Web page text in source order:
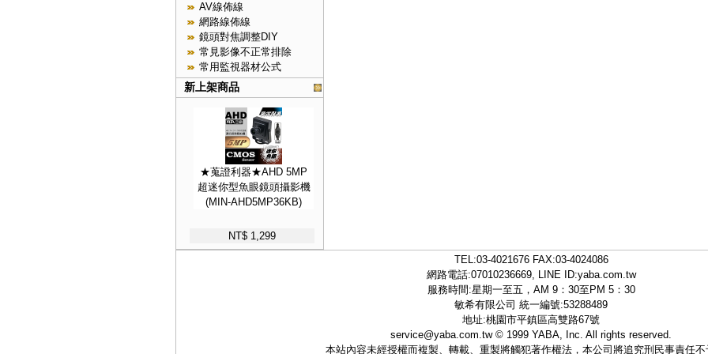
AV線佈線
網路線佈線
鏡頭對焦調整DIY
常見影像不正常排除
常用監視器材公式
新上架商品
★蒐證利器★AHD 5MP
超迷你型魚眼鏡頭攝影機
(MIN-AHD5MP36KB)
NT$ 1,299
TEL:03-4021676FAX:03-4024086
網路電話:07010236669, LINE ID:yaba.com.tw
服務時間:星期一至五，AM 9：30至PM 5：30
敏希有限公司 統一編號:53288489
地址:桃園市平鎮區高雙路67號
service@yaba.com.tw© 1999 YABA, Inc. All rights reserved.
本站內容未經授權而複製、轉載、重製將觸犯著作權法，本公司將追究刑民事責任不